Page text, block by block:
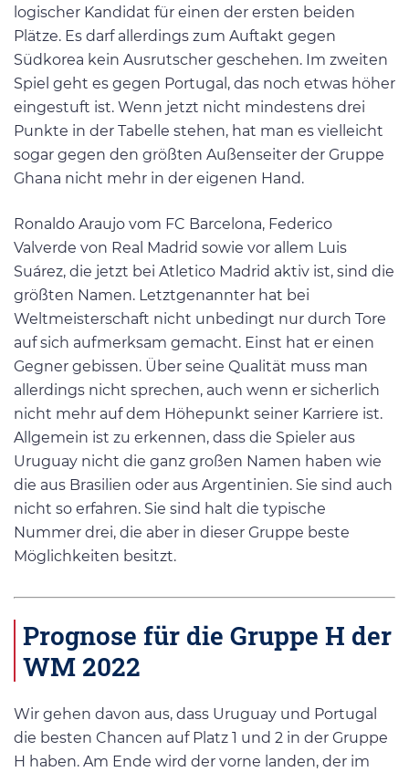
logischer Kandidat für einen der ersten beiden
Plätze. Es darf allerdings zum Auftakt gegen
Südkorea kein Ausrutscher geschehen. Im zweiten
Spiel geht es gegen Portugal, das noch etwas höher
eingestuft ist. Wenn jetzt nicht mindestens drei
Punkte in der Tabelle stehen, hat man es vielleicht
sogar gegen den größten Außenseiter der Gruppe
Ghana nicht mehr in der eigenen Hand.
Ronaldo Araujo vom FC Barcelona, Federico
Valverde von Real Madrid sowie vor allem Luis
Suárez, die jetzt bei Atletico Madrid aktiv ist, sind die
größten Namen. Letztgenannter hat bei
Weltmeisterschaft nicht unbedingt nur durch Tore
auf sich aufmerksam gemacht. Einst hat er einen
Gegner gebissen. Über seine Qualität muss man
allerdings nicht sprechen, auch wenn er sicherlich
nicht mehr auf dem Höhepunkt seiner Karriere ist.
Allgemein ist zu erkennen, dass die Spieler aus
Uruguay nicht die ganz großen Namen haben wie
die aus Brasilien oder aus Argentinien. Sie sind auch
nicht so erfahren. Sie sind halt die typische
Nummer drei, die aber in dieser Gruppe beste
Möglichkeiten besitzt.
Prognose für die Gruppe H der
WM 2022
Wir gehen davon aus, dass Uruguay und Portugal
die besten Chancen auf Platz 1 und 2 in der Gruppe
H haben. Am Ende wird der vorne landen, der im